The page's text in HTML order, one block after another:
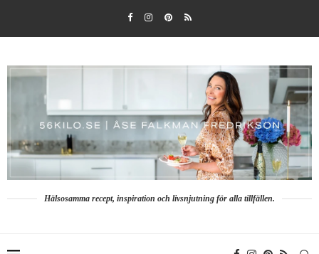
Hälsosamma recept, inspiration och livsnjutning för alla tillfällen.